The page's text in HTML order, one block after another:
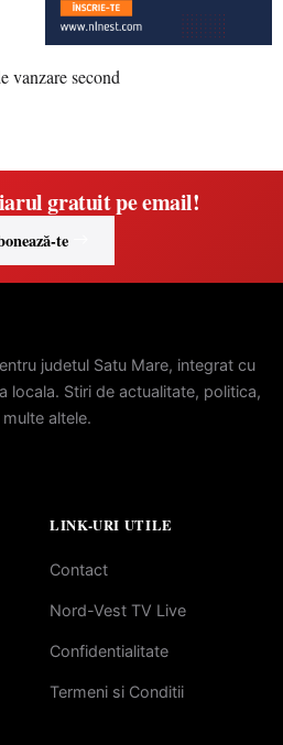
gratuit pe email!
te
judetul Satu Mare, integrat cu
locala. Stiri de actualitate, politica,
altele.
LINK-URI UTILE
Contact
Nord-Vest TV Live
Confidentialitate
Termeni si Conditii